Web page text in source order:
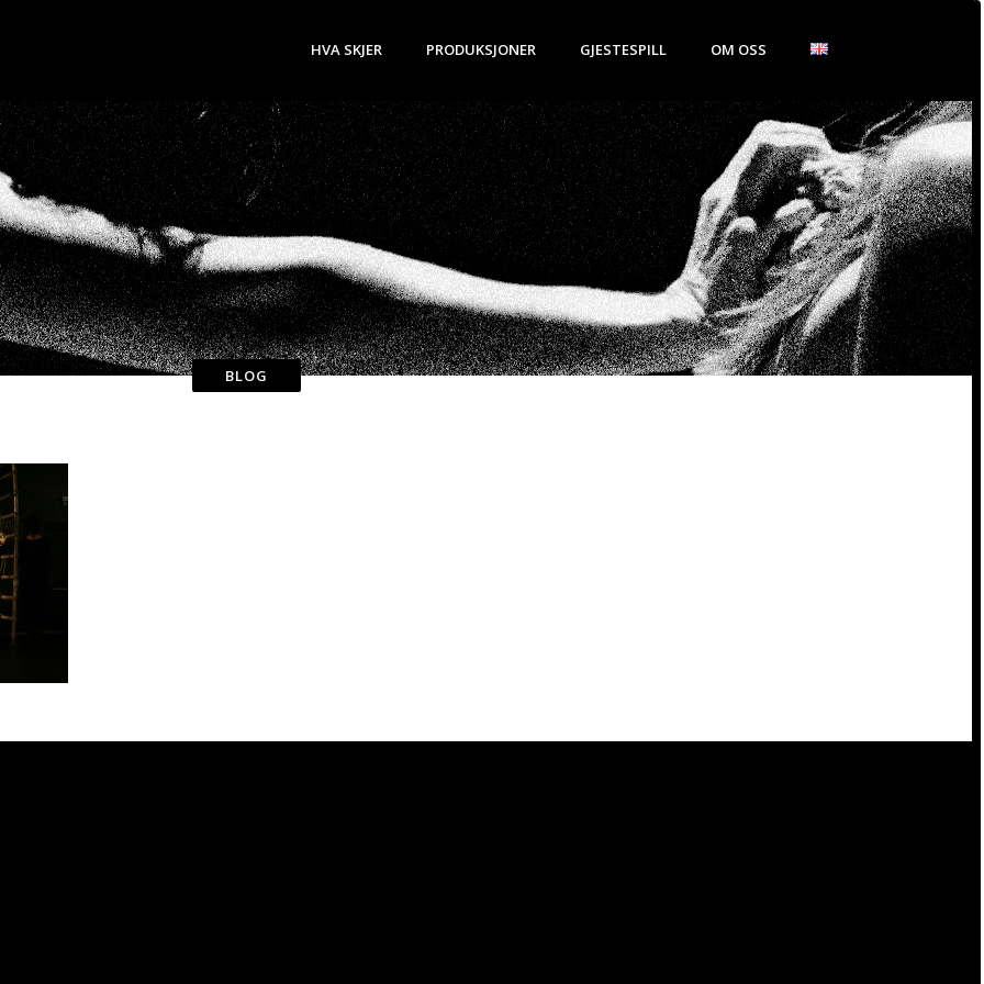
HVA SKJER PRODUKSJONER GJESTESPILL OM OSS